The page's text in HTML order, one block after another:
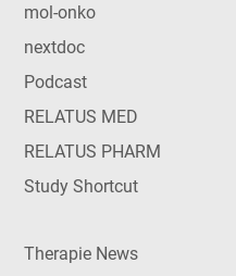
mol-onko
nextdoc
Podcast
RELATUS MED
RELATUS PHARM
Study Shortcut
Therapie News